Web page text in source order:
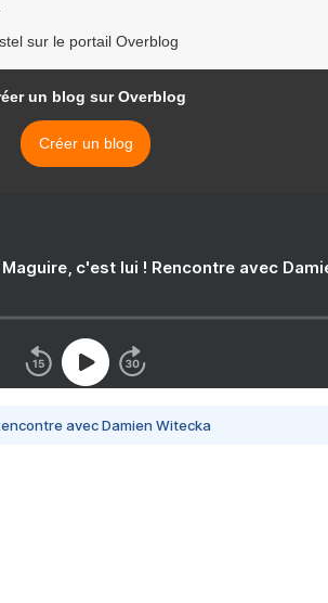
sur le portail Overblog
un blog sur Overblog
Créer un blog
c'est lui ! Rencontre avec
avec Damien Witecka